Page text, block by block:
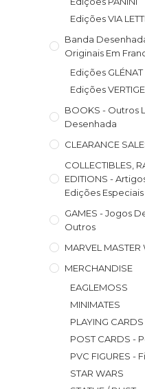
Edições VIA
Banda
Originais Em
Edições GLÉNAT
Edições
BOOKS - Outros
Desenhada
CLEARANCE
COLLECTIBLES,
EDITIONS -
Edições Especiais
GAMES - Jogos
Outros
MARVEL MASTER
MERCHANDISE
EAGLEMOSS
MINIMATES
PLAYING
POST CARDS -
PVC FIGURES -
STAR WARS